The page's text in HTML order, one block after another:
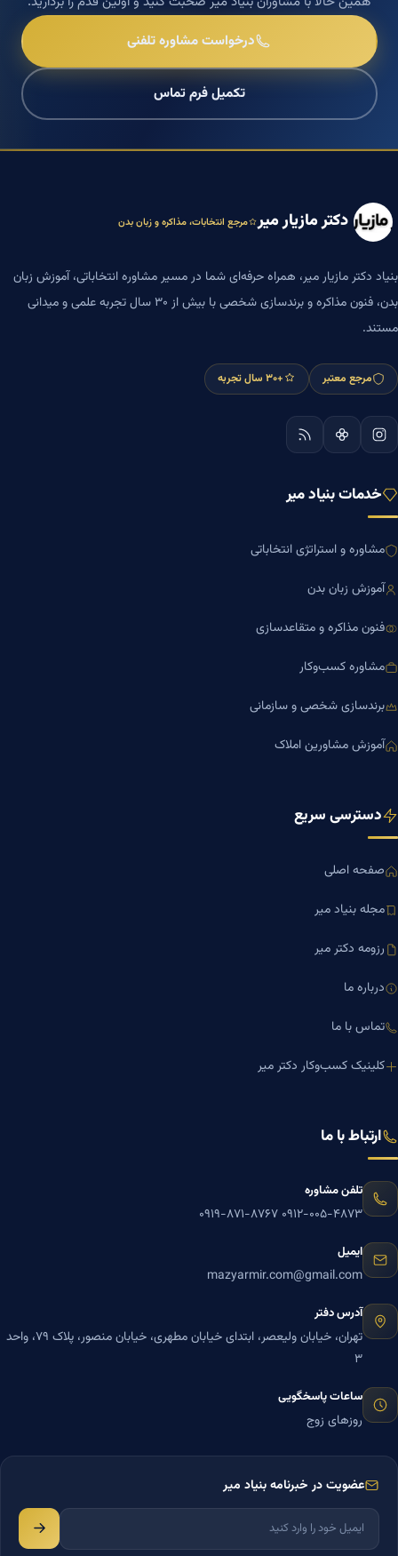
درخواست مشاوره تلفنی
تکمیل فرم تماس
دکتر مازیار میر مرجع انتخابات، مذاکره و زبان بدن
بنیاد دکتر مازیار میر، همراه حرفه‌ای شما در مسیر مشاوره انتخاباتی، آموزش زبان
بدن، فنون مذاکره و برندسازی شخصی با بیش از ۳۰ سال تجربه علمی و میدانی
مستند.
مرجع معتبر +۳۰ سال تجربه
خدمات بنیاد میر
مشاوره و استراتژی انتخاباتی
آموزش زبان بدن
فنون مذاکره و متقاعدسازی
مشاوره کسب‌وکار
برندسازی شخصی و سازمانی
آموزش مشاورین املاک
دسترسی سریع
صفحه اصلی
مجله بنیاد میر
رزومه دکتر میر
درباره ما
تماس با ما
کلینیک کسب‌وکار دکتر میر
ارتباط با ما
تلفن مشاوره
۰۹۱۲-۰۰۵-۴۸۷۳ ۰۹۱۹-۸۷۱-۸۷۶۷
ایمیل
mazyarmir.com@gmail.com
آدرس دفتر
تهران، خیابان ولیعصر، ابتدای خیابان مطهری، خیابان منصور، پلاک ۷۹، واحد
۳
ساعات پاسخگویی
روزهای زوج
عضویت در خبرنامه بنیاد میر